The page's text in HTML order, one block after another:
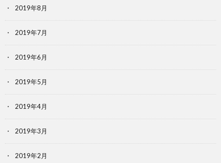
2019年8月
2019年7月
2019年6月
2019年5月
2019年4月
2019年3月
2019年2月